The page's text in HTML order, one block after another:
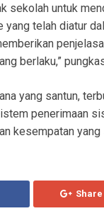
sekolah untuk
telah diatur
berlaku,”
yang santun,
penerimaan
kesempatan
Share